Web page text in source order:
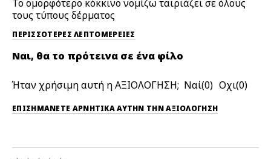
Το ομορφότερο κόκκινο νομίζω ταιριάζει σε όλους
τους τύπους δέρματος
ΠΕΡΙΣΣΌΤΕΡΕΣ ΛΕΠΤΟΜΈΡΕΙΕΣ
Ναι, θα το πρότεινα σε ένα φίλο
Ήταν χρήσιμη αυτή η ΑΞΙΟΛΟΓΗΣΗ; 0 0
ΕΠΙΣΗΜΆΝΕΤΕ ΑΡΝΗΤΙΚΆ ΑΥΤΉΝ ΤΗΝ ΑΞΙΟΛΟΓΗΣΗ